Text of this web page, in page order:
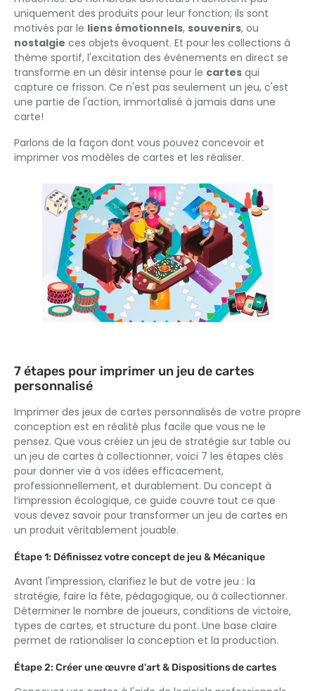
uniquement des produits pour leur fonction; ils sont
motivés par le liens émotionnels, souvenirs, ou
nostalgie ces objets évoquent. Et pour les collections à
thème sportif, l'excitation des événements en direct se
transforme en un désir intense pour le cartes qui
capture ce frisson. Ce n'est pas seulement un jeu, c'est
une partie de l'action, immortalisé à jamais dans une
carte!
Parlons de la façon dont vous pouvez concevoir et
imprimer vos modèles de cartes et les réaliser.
7 étapes pour imprimer un jeu de cartes
personnalisé
Imprimer des jeux de cartes personnalisés de votre propre
conception est en réalité plus facile que vous ne le
pensez. Que vous créiez un jeu de stratégie sur table ou
un jeu de cartes à collectionner, voici 7 les étapes clés
pour donner vie à vos idées efficacement,
professionnellement, et durablement. Du concept à
l’impression écologique, ce guide couvre tout ce que
vous devez savoir pour transformer un jeu de cartes en
un produit véritablement jouable.
Étape 1: Définissez votre concept de jeu & Mécanique
Avant l'impression, clarifiez le but de votre jeu : la
stratégie, faire la fête, pédagogique, ou à collectionner.
Déterminer le nombre de joueurs, conditions de victoire,
types de cartes, et structure du pont. Une base claire
permet de rationaliser la conception et la production.
Étape 2: Créer une œuvre d'art & Dispositions de cartes